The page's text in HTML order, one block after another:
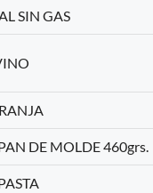
SIN GAS
DE MOLDE 460grs.